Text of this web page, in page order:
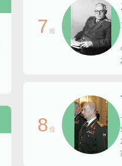
7 位
8 位